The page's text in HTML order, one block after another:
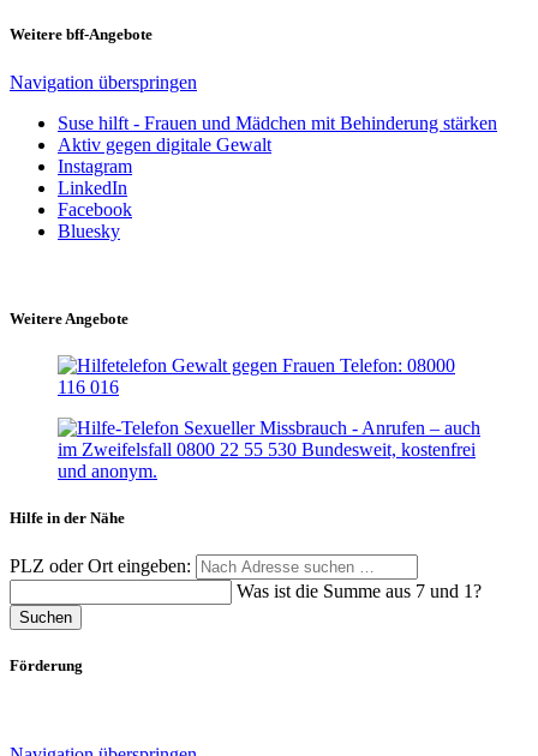
Weitere bff-Angebote
Navigation überspringen
Suse hilft - Frauen und Mädchen mit Behinderung stärken
Aktiv gegen digitale Gewalt
Instagram
LinkedIn
Facebook
Bluesky
Weitere Angebote
Hilfe in der Nähe
PLZ oder Ort eingeben:
Was ist die Summe aus 7 und 1?
Suchen
Förderung